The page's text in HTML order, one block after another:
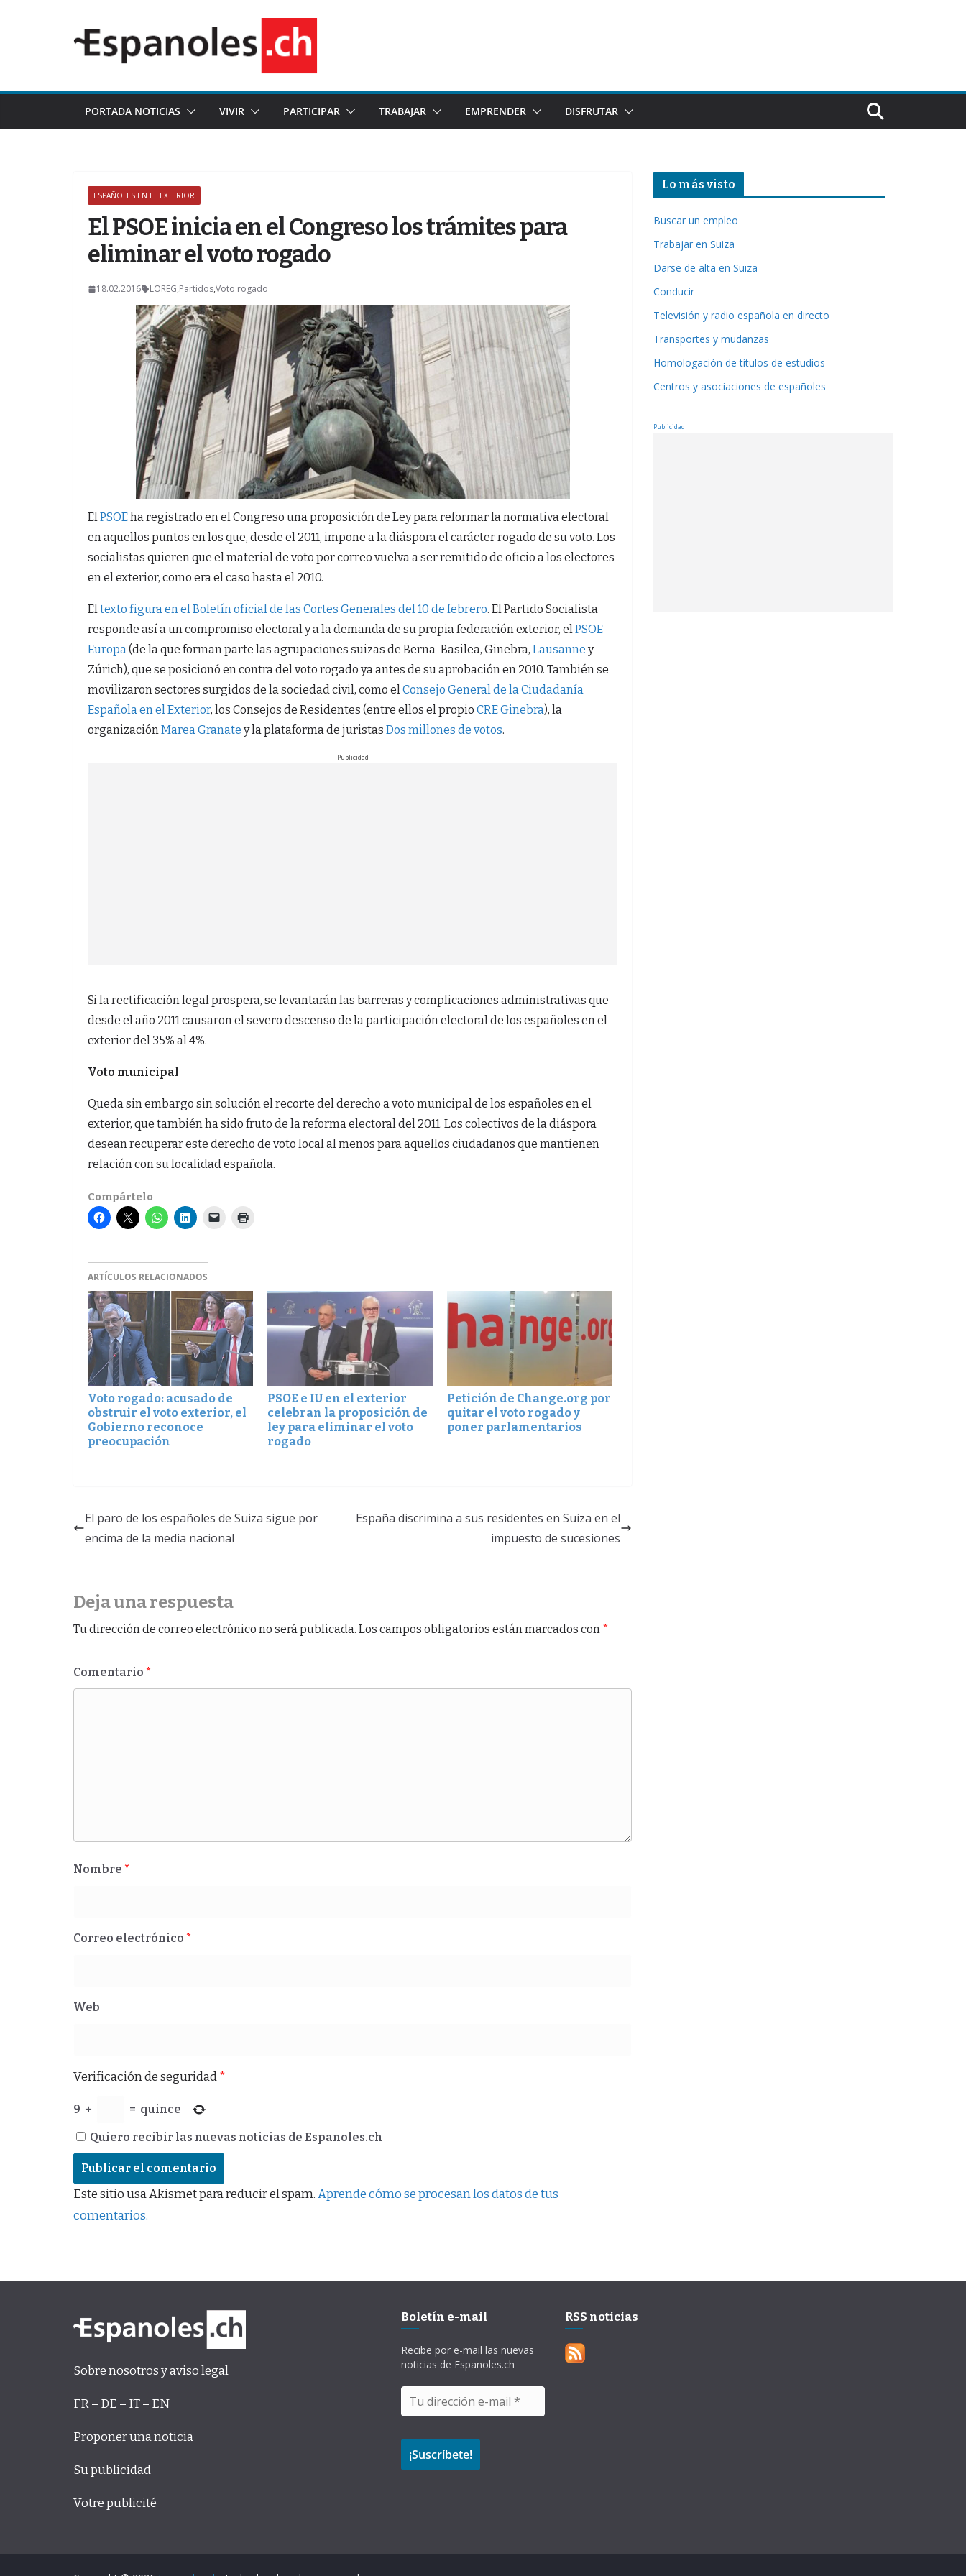
PORTADA NOTICIAS VIVIR PARTICIPAR TRABAJAR EMPRENDER DISFRUTAR
ESPAÑOLES EN EL EXTERIOR
El PSOE inicia en el Congreso los trámites para
eliminar el voto rogado
18.02.2016 LOREG,Partidos,Voto rogado
ElPSOEha registrado en el Congreso una proposición de Ley para reformar la normativa electoral
en aquellos puntos en los que, desde el 2011, impone a la diáspora el carácter rogado de su voto. Los
socialistas quieren que el material de voto por correo vuelva a ser remitido de oficio a los electores
en el exterior, como era el caso hasta el 2010.
Eltexto figura en el Boletín oficial de las Cortes Generales del 10 de febrero. El Partido Socialista
responde así a un compromiso electoral y a la demanda de su propia federación exterior, elPSOE
Europa(de la que forman parte las agrupaciones suizas de Berna-Basilea, Ginebra, Lausanne y
Zúrich), que se posicionó en contra del voto rogado ya antes de su aprobación en 2010. También se
movilizaron sectores surgidos de la sociedad civil, como elConsejo General de la Ciudadanía
Española en el Exterior, los Consejos de Residentes (entre ellos el propio CRE Ginebra), la
organizaciónMarea Granate y la plataforma de juristas Dos millones de votos.
Publicidad
Si la rectificación legal prospera, se levantarán las barreras y complicaciones administrativas que
desde el año 2011 causaron el severo descenso de la participación electoral de los españoles en el
exterior del 35% al 4%.
Voto municipal
Queda sin embargo sin solución el recorte del derecho a voto municipal de los españoles en el
exterior, que también ha sido fruto de la reforma electoral del 2011. Los colectivos de la diáspora
desean recuperar este derecho de voto local al menos para aquellos ciudadanos que mantienen
relación con su localidad española.
Compártelo
ARTÍCULOS RELACIONADOS
Voto rogado: acusado de
obstruir el voto exterior, el
Gobierno reconoce
preocupación
PSOE e IU en el exterior
celebran la proposición de
ley para eliminar el voto
rogado
Petición de Change.org por
quitar el voto rogado y
poner parlamentarios
El paro de los españoles de Suiza sigue por
encima de la media nacional
España discrimina a sus residentes en Suiza en el
impuesto de sucesiones
Deja una respuesta
Tu dirección de correo electrónico no será publicada. Los campos obligatorios están marcados con *
Comentario *
Nombre *
Correo electrónico *
Web
Verificación de seguridad*
9 + = quince
Quiero recibir las nuevas noticias de Espanoles.ch
Este sitio usa Akismet para reducir el spam.Aprende cómo se procesan los datos de tus
comentarios.
Lo más visto
Buscar un empleo
Trabajar en Suiza
Darse de alta en Suiza
Conducir
Televisión y radio española en directo
Transportes y mudanzas
Homologación de títulos de estudios
Centros y asociaciones de españoles
Publicidad
Sobre nosotros y aviso legal
FR – DE – IT – EN
Proponer una noticia
Su publicidad
Votre publicité
Boletín e-mail
Recibe por e-mail las nuevas
noticias de Espanoles.ch
RSS noticias